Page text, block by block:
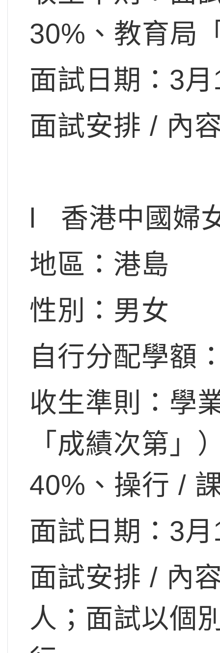
30%、教育局
面試日期：3
面試安排 / 內
l 香港中國婦
地區：港島
性別：男女
自行分配學額
收生準則：學
「成績次第」
40%、操行 /
面試日期：3
面試安排 / 內
人；面試以個